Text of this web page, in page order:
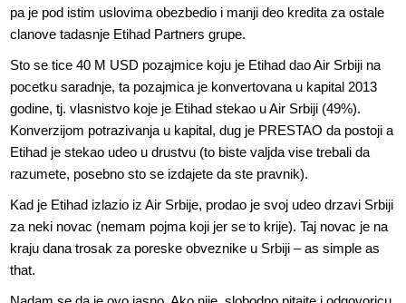
pa je pod istim uslovima obezbedio i manji deo kredita za ostale
clanove tadasnje Etihad Partners grupe.
Sto se tice 40 M USD pozajmice koju je Etihad dao Air Srbiji na
pocetku saradnje, ta pozajmica je konvertovana u kapital 2013
godine, tj. vlasnistvo koje je Etihad stekao u Air Srbiji (49%).
Konverzijom potrazivanja u kapital, dug je PRESTAO da postoji a
Etihad je stekao udeo u drustvu (to biste valjda vise trebali da
razumete, posebno sto se izdajete da ste pravnik).
Kad je Etihad izlazio iz Air Srbije, prodao je svoj udeo drzavi Srbiji
za neki novac (nemam pojma koji jer se to krije). Taj novac je na
kraju dana trosak za poreske obveznike u Srbiji – as simple as
that.